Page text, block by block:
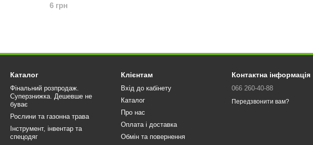
6 грн
Каталог
Фінальний розпродаж.
Суперзнижка. Дешевше не
буває
Рослини та газонна трава
Інструмент, інвентар та
спецодяг
Клієнтам
Вхід до кабінету
Каталог
Про нас
Оплата і доставка
Обмін та повернення
Контактна інформація
066 260-40-88
Передзвонити вам?